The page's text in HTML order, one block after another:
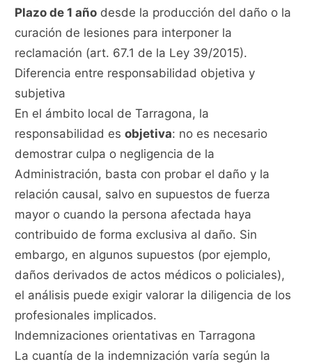
Plazo de 1 año desde la producción del daño o la
curación de lesiones para interponer la
reclamación (art. 67.1 de la Ley 39/2015).
Diferencia entre responsabilidad objetiva y
subjetiva
En el ámbito local de Tarragona, la
responsabilidad esobjetiva: no es necesario
demostrar culpa o negligencia de la
Administración, basta con probar el daño y la
relación causal, salvo en supuestos de fuerza
mayor o cuando la persona afectada haya
contribuido de forma exclusiva al daño. Sin
embargo, en algunos supuestos (por ejemplo,
daños derivados de actos médicos o policiales),
el análisis puede exigir valorar la diligencia de los
profesionales implicados.
Indemnizaciones orientativas en Tarragona
La cuantía de la indemnización varía según la